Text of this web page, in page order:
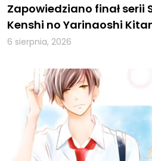
Zapowiedziano finał serii
Kenshi no Yarinaoshi
6 sierpnia, 2026